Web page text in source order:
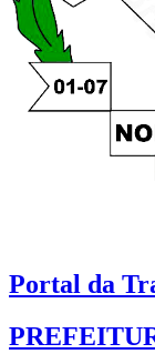
Portal da